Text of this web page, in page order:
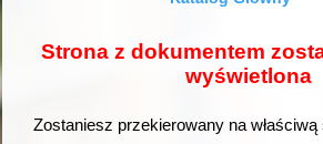
Strona z dokumentem
wyświetlona
Zostaniesz przekierowany na właściwą